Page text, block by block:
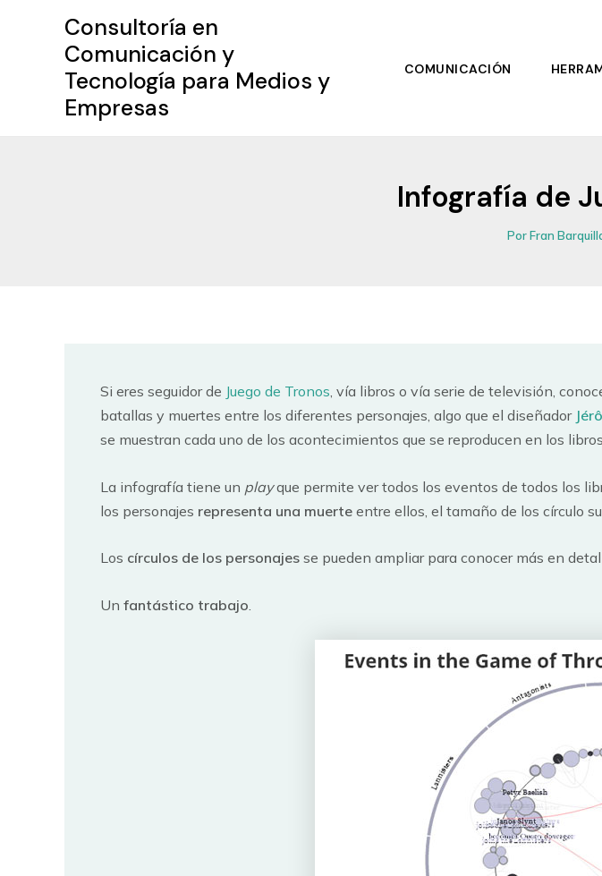
Consultoría en
Comunicación y
Tecnología para Medios y
Empresas
COMUNICACIÓN
Infografía de
PorFran
Si eres seguidor de Juego de Tronos, vía libros o vía serie de televisión,
batallas y muertes entre los diferentes personajes, algo que el diseñador
se muestran cada uno de los acontecimientos que se reproducen en los
La infografía tiene un playque permite ver todos los eventos de todos los
los personajes representa una muerte entre ellos, el tamaño de los círculo su
Los círculos de los personajes se pueden ampliar para conocer más en
Un fantástico trabajo